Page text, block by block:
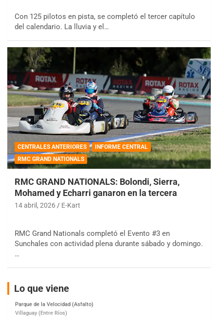
Con 125 pilotos en pista, se completó el tercer capítulo
del calendario. La lluvia y el…
CENTRALES ANTERIORES
INFORME CENTRAL
RMC GRAND NATIONALS
RMC GRAND NATIONALS: Bolondi, Sierra,
Mohamed y Echarri ganaron en la tercera
14 abril, 2026 E-Kart
RMC Grand Nationals completó el Evento #3 en
Sunchales con actividad plena durante sábado y domingo.
…
Lo que viene
COBERTURA ESPECIAL DE E-KART.COM.AR
IAME SERIES ARGENTINA 6
Baradero (Buenos Aires)
Ciudad de Trenque Lauquen (Asfalto)
Trenque Lauquen (Buenos Aires)
Villaguay (Entre Ríos)
VICTORIENSE - F7
El Cerro (Tierra)